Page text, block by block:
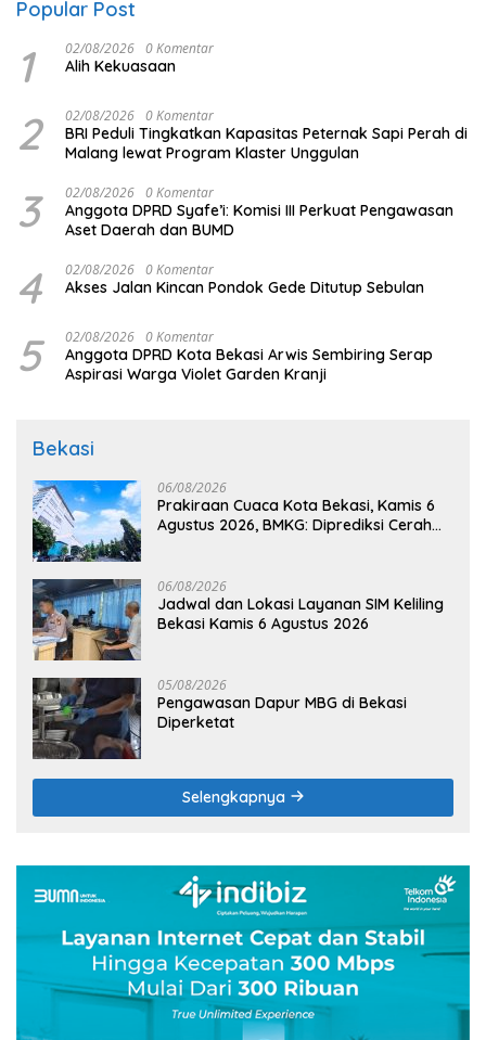
Popular Post
1 02/08/2026 0 Komentar
Alih Kekuasaan
2 02/08/2026 0 Komentar
BRI Peduli Tingkatkan Kapasitas Peternak Sapi Perah di
Malang lewat Program Klaster Unggulan
3 02/08/2026 0 Komentar
Anggota DPRD Syafe’i: Komisi III Perkuat Pengawasan
Aset Daerah dan BUMD
4 02/08/2026 0 Komentar
Akses Jalan Kincan Pondok Gede Ditutup Sebulan
5 02/08/2026 0 Komentar
Anggota DPRD Kota Bekasi Arwis Sembiring Serap
Aspirasi Warga Violet Garden Kranji
Bekasi
06/08/2026
Prakiraan Cuaca Kota Bekasi, Kamis 6
Agustus 2026, BMKG: Diprediksi Cerah
06/08/2026
Jadwal dan Lokasi Layanan SIM Keliling
Bekasi Kamis 6 Agustus 2026
05/08/2026
Pengawasan Dapur MBG di Bekasi
Diperketat
Selengkapnya